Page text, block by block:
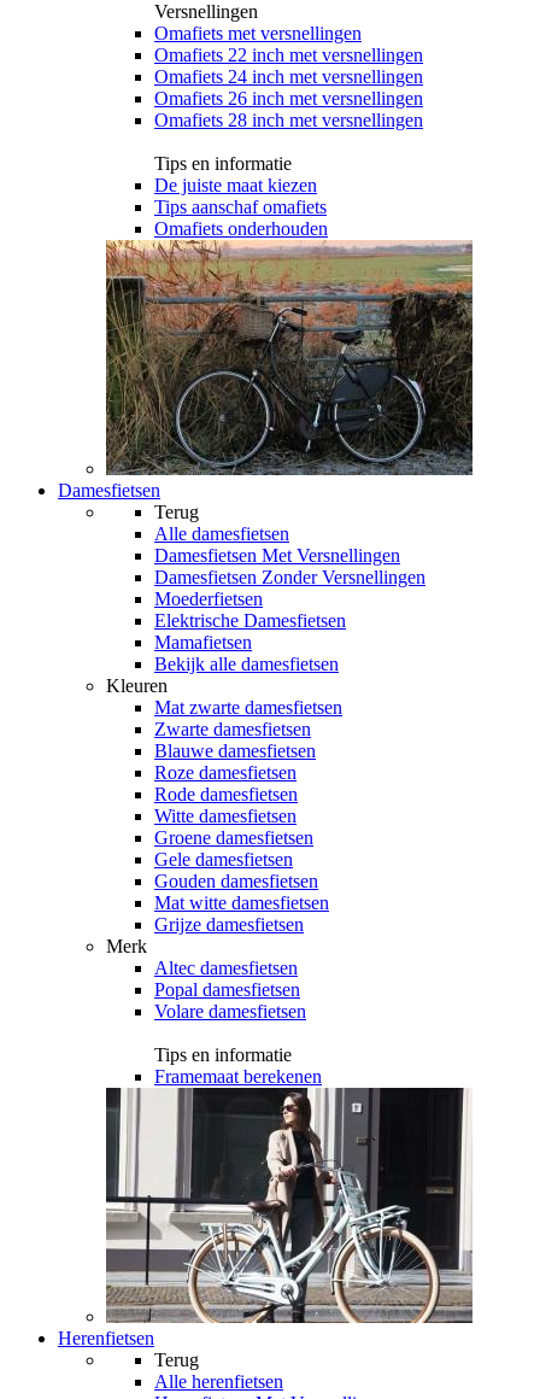
Versnellingen
Omafiets met versnellingen
Omafiets 22 inch met versnellingen
Omafiets 24 inch met versnellingen
Omafiets 26 inch met versnellingen
Omafiets 28 inch met versnellingen
Tips en informatie
De juiste maat kiezen
Tips aanschaf omafiets
Omafiets onderhouden
Damesfietsen
Terug
Alle damesfietsen
Damesfietsen Met Versnellingen
Damesfietsen Zonder Versnellingen
Moederfietsen
Elektrische Damesfietsen
Mamafietsen
Bekijk alle damesfietsen
Kleuren
Mat zwarte damesfietsen
Zwarte damesfietsen
Blauwe damesfietsen
Roze damesfietsen
Rode damesfietsen
Witte damesfietsen
Groene damesfietsen
Gele damesfietsen
Gouden damesfietsen
Mat witte damesfietsen
Grijze damesfietsen
Merk
Altec damesfietsen
Popal damesfietsen
Volare damesfietsen
Tips en informatie
Framemaat berekenen
Herenfietsen
Terug
Alle herenfietsen